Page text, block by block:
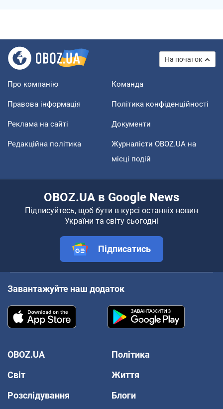
На початок
Про компанію Команда
Правова інформація Політика конфіденційності
Реклама на сайті Документи
Редакційна політика
Журналісти OBOZ.UA на
місці подій
OBOZ.UA в Google News
Підписуйтесь, щоб бути в курсі останніх новин
України та світу сьогодні
Підписатись
Завантажуйте наш додаток
OBOZ.UA
Політика
Світ
Життя
Розслідування
Блоги